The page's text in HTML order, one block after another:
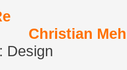
Christian
Design